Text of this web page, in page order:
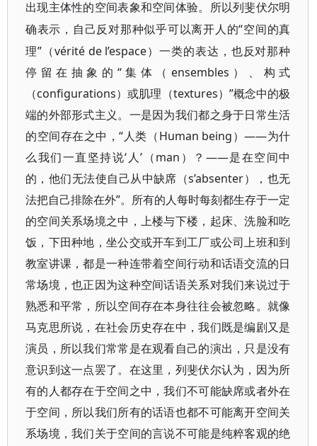
出现主体性的空间表象和空间体验。所以列斐伏尔明
确表示，自己反对那种似乎可以离开人的“空间的真
理”（vérité de l’espace）一类的表达，也反对那种
停留在抽象的“集体（ensembles）、构式
（configurations）或肌理（textures）”概念中的极
端的外部形式主义。一是因为我们都之身于日常生活
的空间存在之中，“人类（Human being）——为什
么我们一直坚持说‘人’（man）？——是在空间中
的，他们无法使自己从中缺席（s’absenter），也无
法把自己排除在外”。所有的人每时每刻都生存于一定
的空间关系场境之中，上楼与下楼，起床、洗脸和吃
饭，下田种地，坐公交或开车到工厂或公司上班和到
教室讲课，都是一种连带着空间行动和话语交流的日
常场境，也正因为这种空间话语关系对我们来说过于
熟悉和平常，所以空间存在本身往往会被忽略。就像
马克思所说，在社会历史存在中，我们既是编剧又是
演员，所以我们常常是在观看自己的演出，只是没有
意识到这一点罢了。在这里，列斐伏尔认为，因为所
有的人都存在于空间之中，我们不可能缺席或者外在
于空间，所以我们所有的话语也都不可能离开空间关
系场境，我们关于空间的言说不可能是纯粹客观的绝